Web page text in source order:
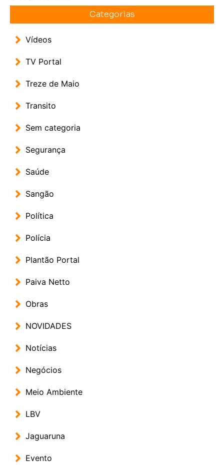
Categorias
Vídeos
TV Portal
Treze de Maio
Transito
Sem categoria
Segurança
Saúde
Sangão
Política
Polícia
Plantão Portal
Paiva Netto
Obras
NOVIDADES
Notícias
Negócios
Meio Ambiente
LBV
Jaguaruna
Evento